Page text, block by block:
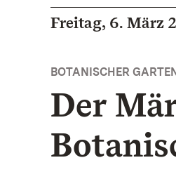
Freitag, 6. März
BOTANISCHER
Der